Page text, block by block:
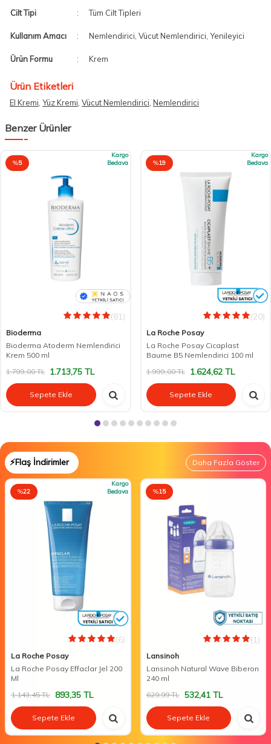
Cilt Tipi : Tüm Cilt Tipleri
Kullanım Amacı : Nemlendirici, Vücut Nemlendirici, Yenileyici
Ürün Formu : Krem
Ürün Etiketleri
El Kremi, Yüz Kremi, Vücut Nemlendirici, Nemlendirici
Benzer Ürünler
%5
Kargo
Bedava
(81)
Bioderma
Bioderma Atoderm Nemlendirici
Krem 500 ml
1.799,00TL 1.713,75 TL
Sepete Ekle
%19
Kargo
Bedava
(20)
La Roche Posay
La Roche Posay Cicaplast
Baume B5 Nemlendirici 100 ml
1.999,00TL 1.624,62TL
Sepete Ekle
⚡Flaş İndirimler Daha Fazla Göster
%22
Kargo
Bedava
(6)
La Roche Posay
La Roche Posay Effaclar Jel 200
Ml
1.143,45TL 893,35 TL
Sepete Ekle
%15
(1)
Lansinoh
Lansinoh Natural Wave Biberon
240 ml
629,99TL 532,41TL
Sepete Ekle